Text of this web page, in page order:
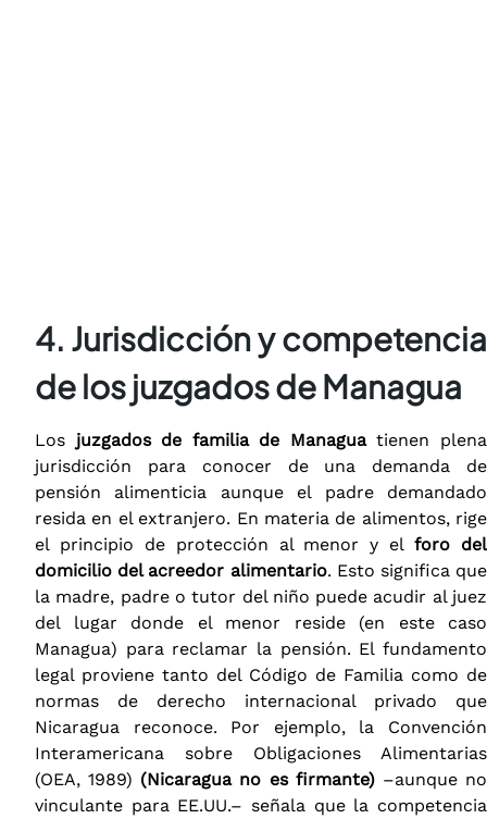
4. Jurisdicción y competencia
de los juzgados de Managua
Los juzgados de familia de Managuatienen plena
jurisdicción para conocer de una demanda de
pensión alimenticia aunque el padre demandado
resida en el extranjero. En materia de alimentos, rige
el principio de protección al menor y elforo del
domicilio del acreedor alimentario. Esto significa que
la madre, padre o tutor del niño puede acudir al juez
del lugar donde el menor reside (en este caso
Managua) para reclamar la pensión. El fundamento
legal proviene tanto del Código de Familia como de
normas de derecho internacional privado que
Nicaragua reconoce. Por ejemplo, la Convención
Interamericana sobre Obligaciones Alimentarias
(OEA, 1989) (Nicaragua no es firmante)–aunque no
vinculante para EE.UU.– señala que la competencia